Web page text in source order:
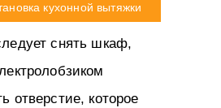
кухонной вытяжки
снять шкаф,
отверстие, которое